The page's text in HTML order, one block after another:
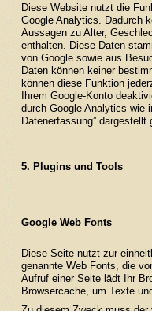
Diese Website nutzt die
Google Analytics. Dadurch
Aussagen zu Alter,
enthalten. Diese Daten
von Google sowie aus
Daten können keiner
können diese Funktion
Ihrem Google-Konto
durch Google Analytics wie
Datenerfassung” dargestellt
5. Plugins und Tools
Google Web Fonts
Diese Seite nutzt zur
genannte Web Fonts, die
Aufruf einer Seite lädt Ihr
Browsercache, um Texte